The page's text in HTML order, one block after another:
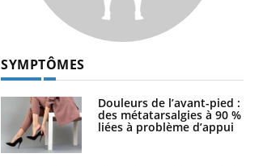
La sieste empêche-t-elle de dormir
la nuit ?
SYMPTÔMES
Douleurs de l’avant-pied :
des métatarsalgies à 90 %
liées à problème d’appui